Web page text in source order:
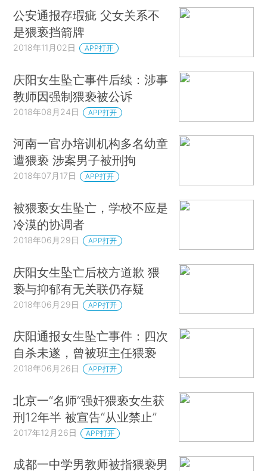
公安通报存瑕疵 父女关系不
是猥亵挡箭牌
2018年11月02日 APP打开
庆阳女生坠亡事件后续：涉事
教师因强制猥亵被公诉
2018年08月24日 APP打开
河南一官办培训机构多名幼童
遭猥亵 涉案男子被刑拘
2018年07月17日 APP打开
被猥亵女生坠亡，学校不应是
冷漠的协调者
2018年06月29日 APP打开
庆阳女生坠亡后校方道歉 猥
亵与抑郁有无关联仍存疑
2018年06月29日 APP打开
庆阳通报女生坠亡事件：四次
自杀未遂，曾被班主任猥亵
2018年06月26日 APP打开
北京一“名师”强奸猥亵女生获
刑12年半 被宣告“从业禁止”
2017年12月26日 APP打开
成都一中学男教师被指猥亵男